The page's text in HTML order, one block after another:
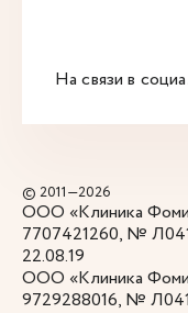
На связи в
© 2011—2026
ООО «Клиника
7707421260, №
22.08.19
ООО «Клиника
9729288016, №